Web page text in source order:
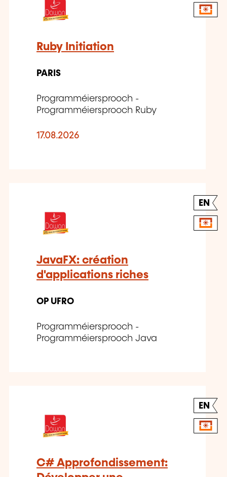
Ruby Initiation
PARIS
Programméiersprooch -
Programméiersprooch Ruby
17.08.2026
EN
JavaFX: création
d'applications riches
OP UFRO
Programméiersprooch -
Programméiersprooch Java
EN
C# Approfondissement: